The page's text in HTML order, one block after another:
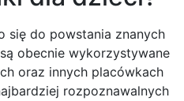
się do powstania znanych
obecnie wykorzystywane
oraz innych placówkach
rozpoznawalnych